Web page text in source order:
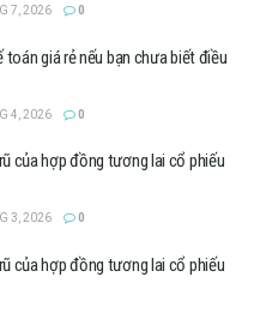
7, 2026 0
giá rẻ nếu bạn chưa biết điều
4, 2026 0
của hợp đồng tương lai cổ phiếu
3, 2026 0
của hợp đồng tương lai cổ phiếu